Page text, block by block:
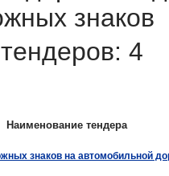
знаков
4
Наименование тендера
знаков на автомобильной